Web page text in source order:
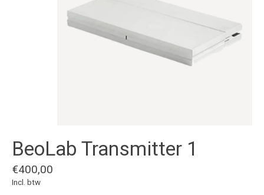
BeoLab Transmitter 1
€400,00
Incl. btw